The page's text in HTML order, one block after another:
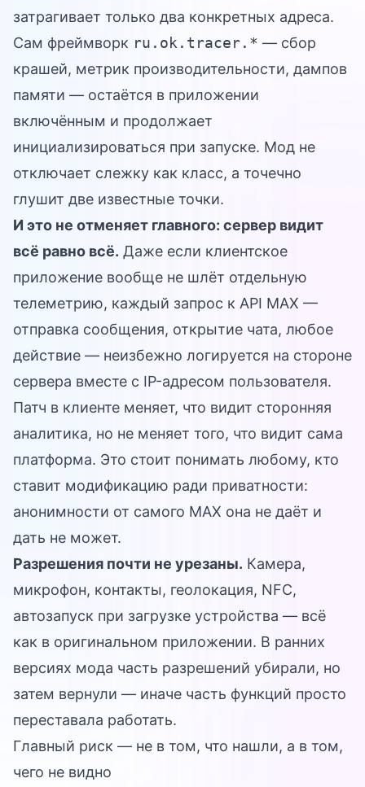
затрагивает только два конкретных адреса.
Сам фреймворк ru.ok.tracer.* — сбор
крашей, метрик производительности, дампов
памяти — остаётся в приложении
включённым и продолжает
инициализироваться при запуске. Мод не
отключает слежку как класс, а точечно
глушит две известные точки.
И это не отменяет главного: сервер видит
всё равно всё. Даже если клиентское
приложение вообще не шлёт отдельную
телеметрию, каждый запрос к API MAX —
отправка сообщения, открытие чата, любое
действие — неизбежно логируется на стороне
сервера вместе с IP-адресом пользователя.
Патч в клиенте меняет, что видит сторонняя
аналитика, но не меняет того, что видит сама
платформа. Это стоит понимать любому, кто
ставит модификацию ради приватности:
анонимности от самого MAX она не даёт и
дать не может.
Разрешения почти не урезаны. Камера,
микрофон, контакты, геолокация, NFC,
автозапуск при загрузке устройства — всё
как в оригинальном приложении. В ранних
версиях мода часть разрешений убирали, но
затем вернули — иначе часть функций просто
переставала работать.
Главный риск — не в том, что нашли, а в том,
чего не видно